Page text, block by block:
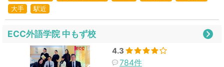
大手
駅近
ECC外語学院 中もず校
4.3
784件